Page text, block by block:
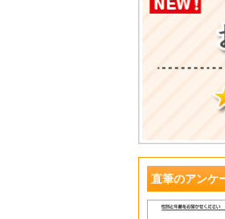
直筆のアンケ